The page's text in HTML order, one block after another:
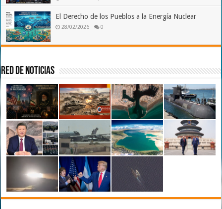
El Derecho de los Pueblos a la Energía Nuclear
28/02/2026 0
Red de Noticias